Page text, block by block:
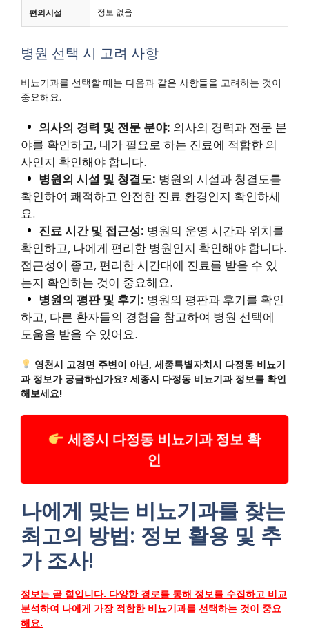
편의시설 정보 없음
병원 선택 시 고려 사항
비뇨기과를 선택할 때는 다음과 같은 사항들을 고려하는 것이
중요해요.
의사의 경력 및 전문 분야: 의사의 경력과 전문 분
야를 확인하고, 내가 필요로 하는 진료에 적합한 의
사인지 확인해야 합니다.
병원의 시설 및 청결도: 병원의 시설과 청결도를
확인하여 쾌적하고 안전한 진료 환경인지 확인하세
요.
진료 시간 및 접근성: 병원의 운영 시간과 위치를
확인하고, 나에게 편리한 병원인지 확인해야 합니다.
접근성이 좋고, 편리한 시간대에 진료를 받을 수 있
는지 확인하는 것이 중요해요.
병원의 평판 및 후기: 병원의 평판과 후기를 확인
하고, 다른 환자들의 경험을 참고하여 병원 선택에
도움을 받을 수 있어요.
영천시 고경면 주변이 아닌, 세종특별자치시 다정동 비뇨기
과 정보가 궁금하신가요? 세종시 다정동 비뇨기과 정보를 확인
해보세요!
세종시 다정동 비뇨기과 정보 확
인
나에게 맞는 비뇨기과를 찾는
최고의 방법: 정보 활용 및 추
가 조사!
정보는 곧 힘입니다. 다양한 경로를 통해 정보를 수집하고 비교
분석하여 나에게 가장 적합한 비뇨기과를 선택하는 것이 중요
해요.